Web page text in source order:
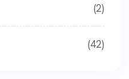
(2)
(42)